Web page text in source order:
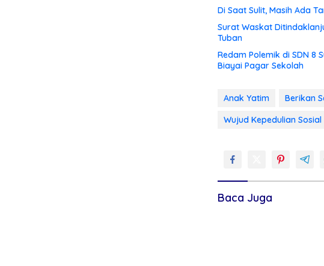
Di Saat Sulit, Masih Ada
Surat Waskat
Tuban
Redam Polemik di SDN 8
Biayai Pagar Sekolah
Anak Yatim Berikan
Wujud Kepedulian Sosial
Baca Juga